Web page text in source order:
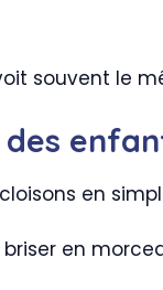
souvent le
en
en